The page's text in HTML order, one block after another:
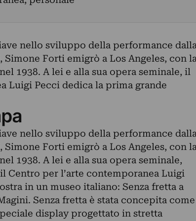
nello sviluppo della performance
Forti emigrò a Los Angeles, con
1938. A lei e alla sua opera seminale, il
Luigi Pecci dedica la prima grande
nello sviluppo della performance
Forti emigrò a Los Angeles, con
1938. A lei e alla sua opera seminale,
Centro per l’arte contemporanea Luigi
in un museo italiano: Senza fretta a
Senza fretta è stata concepita come
display progettato in stretta